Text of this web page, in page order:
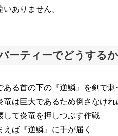
ありません。
ーティーでどうするか
ある首の下の『逆鱗』を剣で
竜は巨大であるため倒さなけ
して炎竜を押しつぶす作戦
えば『逆鱗』に手が届く